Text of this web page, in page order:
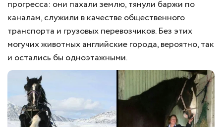
прогресса: они пахали землю, тянули баржи по
каналам, служили в качестве общественного
транспорта и грузовых перевозчиков. Без этих
могучих животных английские города, вероятно, так
и остались бы одноэтажными.